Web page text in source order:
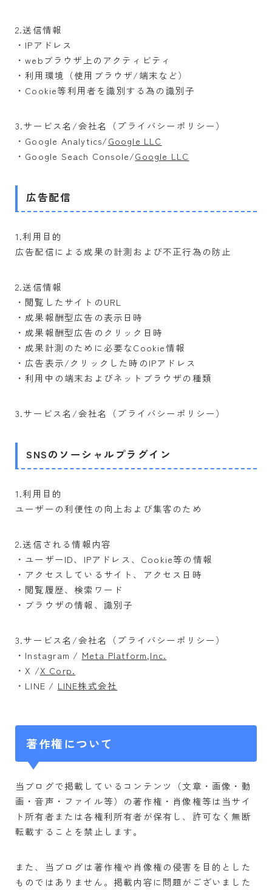
2.送信情報
・IPアドレス
・webブラウザ上のアクティビティ
・利用環境（使用ブラウザ/端末など）
・Cookie等利用者を識別する為の識別子
3.サービス名/会社名（プライバシーポリシー）
・Google Analytics/Google LLC
・Google Seach Console/Google LLC
広告配信
1.利用目的
広告配信による成果の計測および不正行為の防止
2.送信情報
・閲覧したサイトのURL
・成果報酬型広告の表示日時
・成果報酬型広告のクリック日時
・成果計測のために必要なCookie情報
・広告表示/クリックした時のIPアドレス
・利用中の端末およびネットブラウザの種類
3.サービス名/会社名（プライバシーポリシー）
SNSのソーシャルプラグイン
1.利用目的
ユーザーの利便性の向上および集客のため
2.送信される情報内容
・ユーザーID、IPアドレス、Cookie等の情報
・アクセスしているサイト、アクセス日時
・閲覧履歴、検索ワード
・ブラウザの情報、識別子
3.サービス名/会社名（プライバシーポリシー）
・Instagram / Meta Platform,Inc.
・X /X Corp.
・LINE / LINE株式会社
著作権について
当ブログで掲載しているコンテンツ（文章・画像・動
画・音声・ファイル等）の著作権・肖像権等は当サイ
ト所有者または各権利所有者が保有し、許可なく無断
転載することを禁止します。
また、当ブログは著作権や肖像権の侵害を目的とした
ものではありません。掲載内容に問題がございました